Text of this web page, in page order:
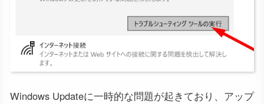
Windows Updateに一時的な問題が起きており、アップ